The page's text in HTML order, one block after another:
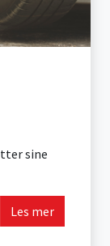
sine
Les mer